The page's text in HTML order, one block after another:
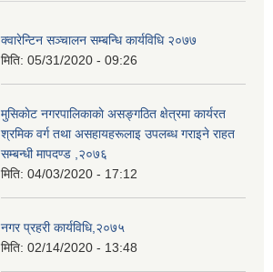
क्वारेन्टिन सञ्चालन सम्बन्धि कार्यविधि २०७७
मिति: 05/31/2020 - 09:26
मुसिकाेट नगरपालिकाकाे असङ्गठित क्षेत्रमा कार्यरत
श्रमिक वर्ग तथा असहायहरूलाइ उपलब्ध गराइने राहत
सम्बन्धी मापदण्ड ,२०७६
मिति: 04/03/2020 - 17:12
नगर प्रहरी कार्यविधि,२०७५
मिति: 02/14/2020 - 13:48